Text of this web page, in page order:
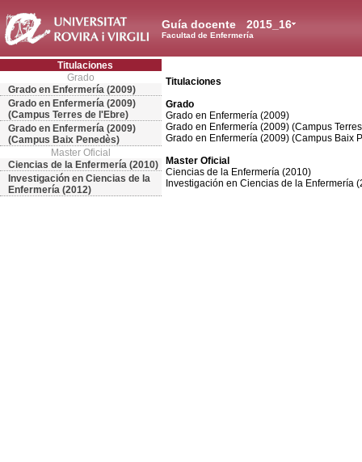
2015_16
Guía docente
Facultad de Enfermería
Titulaciones
Grado
Grado en Enfermería (2009)
Grado en Enfermería (2009)
(Campus Terres de l'Ebre)
Grado en Enfermería (2009)
(Campus Baix Penedès)
Master Oficial
Ciencias de la Enfermería (2010)
Investigación en Ciencias de la
Enfermería (2012)
Titulaciones
Grado
Grado en Enfermería (2009)
Grado en Enfermería (2009) (Campus
Grado en Enfermería (2009) (Campus Baix
Master Oficial
Ciencias de la Enfermería (2010)
Investigación en Ciencias de la Enfermería